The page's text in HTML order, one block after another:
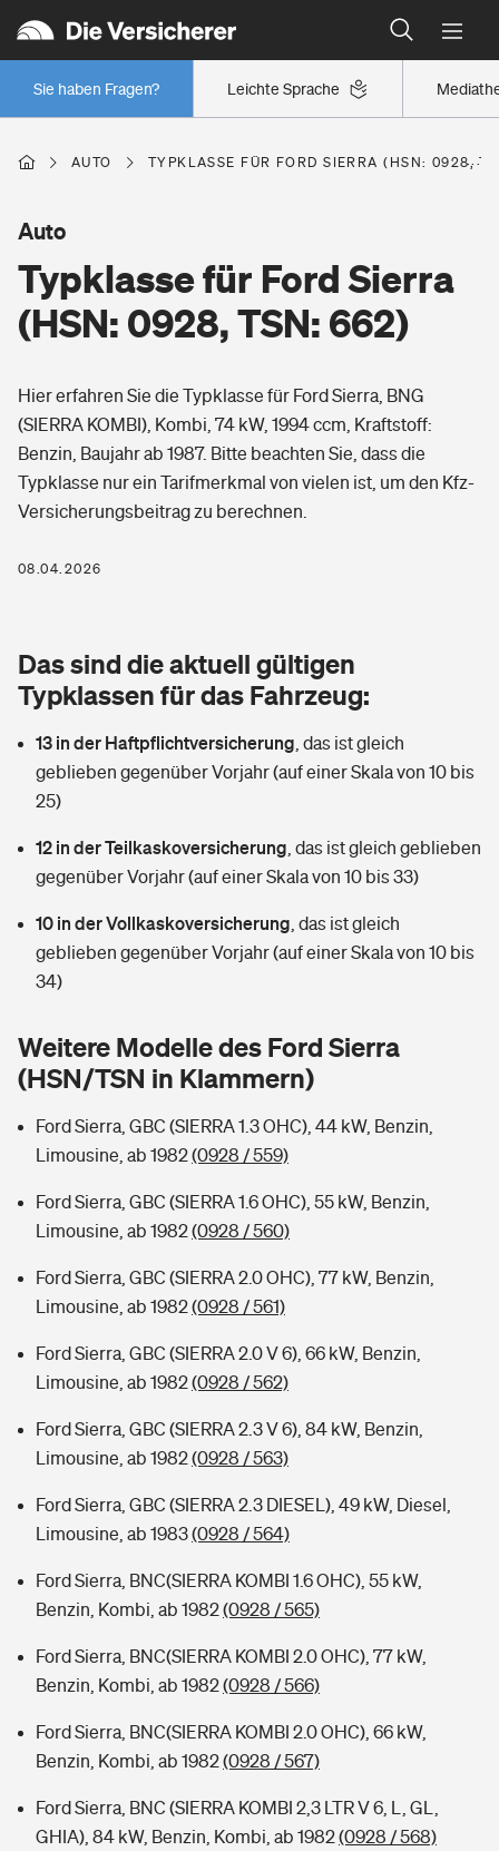
Leichte Sprache
Sie haben Fragen?
Wer versichert was: Jetzt Versicherer finden
Regionalklassen: So ist Ihre Region eingestuft
Wer versichert was: Jetzt Versicherer finden
Berufsunfähigkeitsversicherung
Erwerbsunfähigkeitsversicherung
Grundfähigkeitsversicherung
Arbeitsrechtsschutz
Berufshaftpflichtversicherung
Zur Übersicht
Tools
Wer versichert was: Jetzt Versicherer finden
Sie haben Fragen?
Wohnen
Elementarversicherung
Glasversicherung
Mietkautionsversicherung
Restkreditversicherung
Tools
Hochwasser-Check: Wie gefährdet ist Ihr Haus?
Sie haben Fragen?
Freizeit
Pri­vate Haft­pflicht­
Kinderunfall­ver­si­che­rung
Kinderinvalidität
Hundehalter-Haftpflicht
Handyversicherung
Private Cyberversicherung
Zur Übersicht
Kinderunfall-Check: Mehr Sicherheit für deine Kids
Typklassen: So ist Ihr Auto eingestuft
Sie haben Fragen?
Gesundheit
Private Krankenversicherung
Dread-Disease-Versicherung
Tierkrankenversicherung
Zur Übersicht
Tools
Wer versichert was: Jetzt Versicherer finden
Rentenrechner: Wie viel Geld bekomme ich im Alter?
AUTO TYPKLASSE FÜR FORD SIERRA (HSN: 0928,
Typklasse für Ford Sierra
(HSN: 0928, TSN: 662)
Auto
Hier erfahren Sie die Typklasse für Ford Sierra, BNG
(SIERRA KOMBI), Kombi, 74 kW, 1994 ccm, Kraftstoff:
Benzin, Baujahr ab 1987. Bitte beachten Sie, dass die
Typklasse nur ein Tarifmerkmal von vielen ist, um den Kfz-
Versicherungsbeitrag zu berechnen.
08.04.2026
Das sind die aktuell gültigen
Typklassen für das Fahrzeug:
13 in der Haftpflichtversicherung das ist gleich
geblieben gegenüber Vorjahr (auf einer Skala von 10 bis
25)
12 in der Teilkaskoversicherung das ist gleich geblieben
gegenüber Vorjahr (auf einer Skala von 10 bis 33)
10 in der Vollkaskoversicherung das ist gleich
geblieben gegenüber Vorjahr (auf einer Skala von 10 bis
34)
Weitere Modelle des Ford Sierra
(HSN/TSN in Klammern)
Ford Sierra, GBC (SIERRA 1.3 OHC), 44 kW, Benzin,
Limousine, ab 1982(0928 / 559)
Ford Sierra, GBC (SIERRA 1.6 OHC), 55 kW, Benzin,
Limousine, ab 1982(0928 / 560)
Ford Sierra, GBC (SIERRA 2.0 OHC), 77 kW, Benzin,
Limousine, ab 1982(0928 / 561)
Ford Sierra, GBC (SIERRA 2.0 V 6), 66 kW, Benzin,
Limousine, ab 1982(0928 / 562)
Ford Sierra, GBC (SIERRA 2.3 V 6), 84 kW, Benzin,
Limousine, ab 1982(0928 / 563)
Ford Sierra, GBC (SIERRA 2.3 DIESEL), 49 kW, Diesel,
Limousine, ab 1983(0928 / 564)
Ford Sierra, BNC(SIERRA KOMBI 1.6 OHC), 55 kW,
Benzin, Kombi, ab 1982(0928 / 565)
Ford Sierra, BNC(SIERRA KOMBI 2.0 OHC), 77 kW,
Benzin, Kombi, ab 1982(0928 / 566)
Ford Sierra, BNC(SIERRA KOMBI 2.0 OHC), 66 kW,
Benzin, Kombi, ab 1982(0928 / 567)
Ford Sierra, BNC (SIERRA KOMBI 2,3 LTR V 6, L, GL,
GHIA), 84 kW, Benzin, Kombi, ab 1982(0928 / 568)